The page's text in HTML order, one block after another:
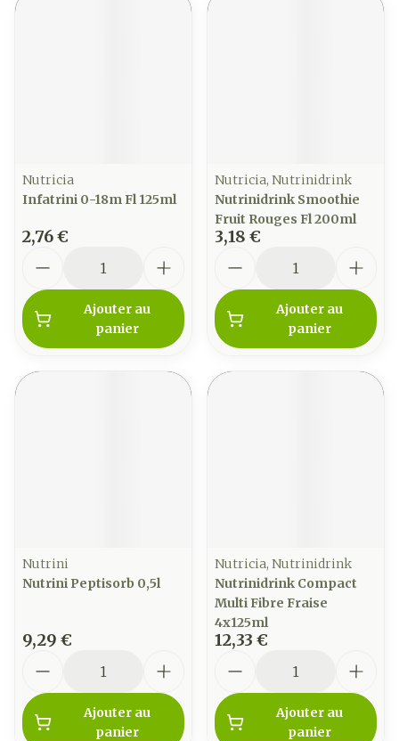
Nutricia
Infatrini 0-18m Fl 125ml
2,76 €
Ajouter au
panier
Nutricia, Nutrinidrink
Nutrinidrink Smoothie
Fruit Rouges Fl 200ml
3,18 €
Ajouter au
panier
Nutrini
Nutrini Peptisorb 0,5l
9,29 €
Ajouter au
panier
Nutricia, Nutrinidrink
Nutrinidrink Compact
Multi Fibre Fraise
4x125ml
12,33 €
Ajouter au
panier